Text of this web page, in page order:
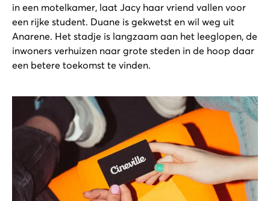
in een motelkamer, laat Jacy haar vriend vallen voor
een rijke student. Duane is gekwetst en wil weg uit
Anarene. Het stadje is langzaam aan het leeglopen, de
inwoners verhuizen naar grote steden in de hoop daar
een betere toekomst te vinden.